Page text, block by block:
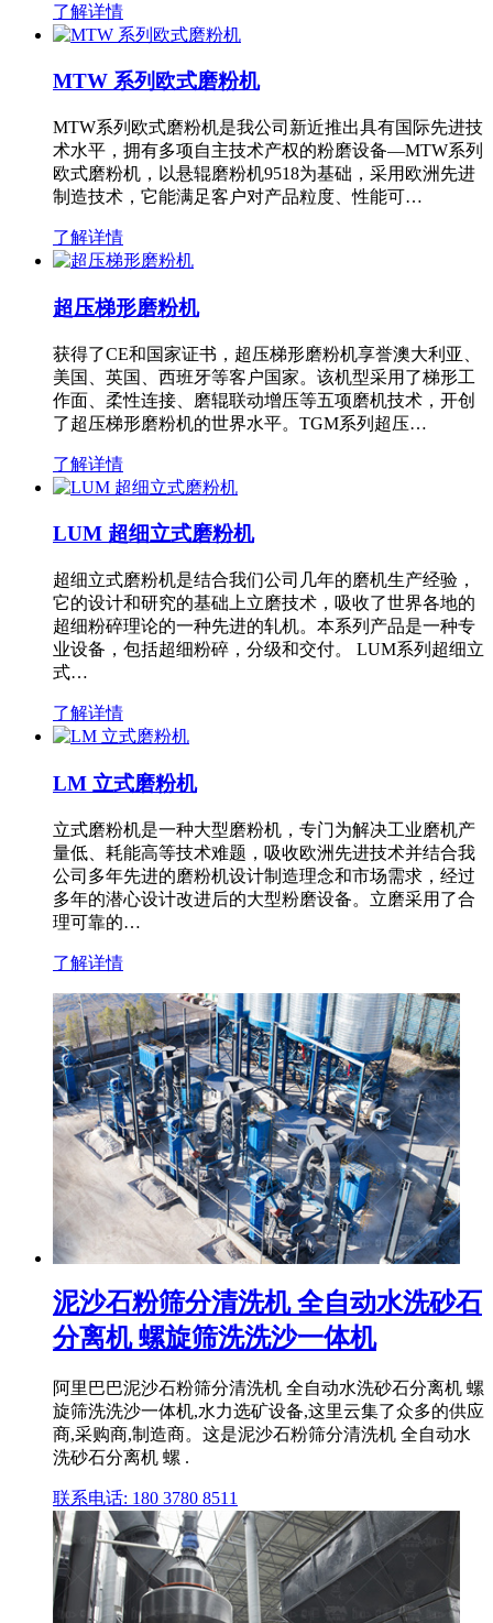
了解详情
MTW 系列欧式磨粉机
MTW系列欧式磨粉机是我公司新近推出具有国际先进技
术水平，拥有多项自主技术产权的粉磨设备—MTW系列
欧式磨粉机，以悬辊磨粉机9518为基础，采用欧洲先进
制造技术，它能满足客户对产品粒度、性能可…
了解详情
超压梯形磨粉机
获得了CE和国家证书，超压梯形磨粉机享誉澳大利亚、
美国、英国、西班牙等客户国家。该机型采用了梯形工
作面、柔性连接、磨辊联动增压等五项磨机技术，开创
了超压梯形磨粉机的世界水平。TGM系列超压…
了解详情
LUM 超细立式磨粉机
超细立式磨粉机是结合我们公司几年的磨机生产经验，
它的设计和研究的基础上立磨技术，吸收了世界各地的
超细粉碎理论的一种先进的轧机。本系列产品是一种专
业设备，包括超细粉碎，分级和交付。 LUM系列超细立
式…
了解详情
LM 立式磨粉机
立式磨粉机是一种大型磨粉机，专门为解决工业磨机产
量低、耗能高等技术难题，吸收欧洲先进技术并结合我
公司多年先进的磨粉机设计制造理念和市场需求，经过
多年的潜心设计改进后的大型粉磨设备。立磨采用了合
理可靠的…
了解详情
泥沙石粉筛分清洗机 全自动水洗砂石
分离机 螺旋筛洗洗沙一体机
阿里巴巴泥沙石粉筛分清洗机 全自动水洗砂石分离机 螺
旋筛洗洗沙一体机,水力选矿设备,这里云集了众多的供应
商,采购商,制造商。这是泥沙石粉筛分清洗机 全自动水
洗砂石分离机 螺 .
联系电话: 180 3780 8511